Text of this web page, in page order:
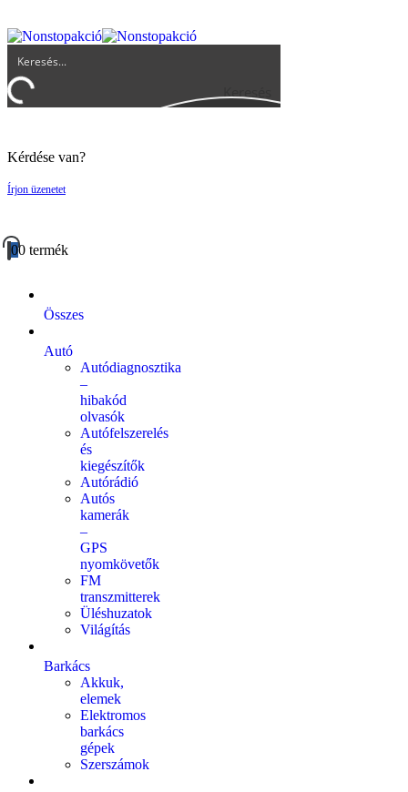
Keresés
Kérdése van?
Írjon üzenetet
00 termék
Összes
Autó
Autódiagnosztika
–
hibakód
olvasók
Autófelszerelés
és
kiegészítők
Autórádió
Autós
kamerák
–
GPS
nyomkövetők
FM
transzmitterek
Üléshuzatok
Világítás
Barkács
Akkuk,
elemek
Elektromos
barkács
gépek
Szerszámok